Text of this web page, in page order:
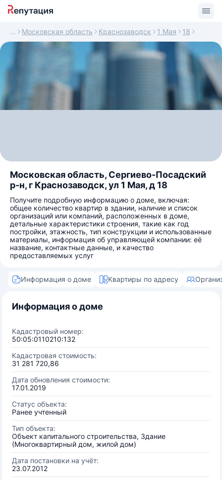
Московская область Краснозаводск 1 Мая 18
Московская область, Сергиево-Посадский
р-н, г Краснозаводск, ул 1 Мая, д 18
Получите подробную информацию о доме, включая:
общее количество квартир в здании, наличие и список
организаций или компаний, расположенных в доме,
детальные характеристики строения, такие как год
постройки, этажность, тип конструкции и использованные
материалы, информация об управляющей компании: её
название, контактные данные, и качество
предоставляемых услуг
Информация о доме Квартиры по адресу
Информация о доме
Кадастровый номер:
50:05:0110210:132
Кадастровая стоимость:
31 281 720,86
Дата обновления стоимости:
17.01.2019
Статус объекта:
Ранее учтенный
Тип объекта:
Объект капитального строительства, Здание
(Многоквартирный дом, жилой дом)
Дата постановки на учёт:
23.07.2012